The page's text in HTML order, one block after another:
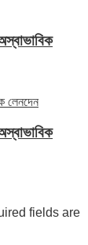
fields are